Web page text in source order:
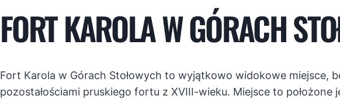
FORT KAROLA W GÓRACH
Fort Karola w Górach Stołowych to wyjątkowo widokowe miejsce,
pozostałościami pruskiego fortu z XVIII-wieku. Miejsce to położone